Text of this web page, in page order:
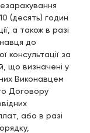
(десять) годин
а також в разі
до
консультації за
що визначені у
Виконавцем
Договору
або в разі